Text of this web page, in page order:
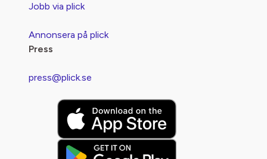
Jobb via plick
Annonsera på plick
Press
press@plick.se